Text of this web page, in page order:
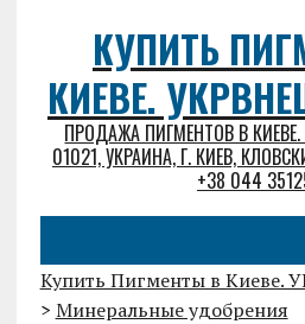
КУПИТЬ
КИЕВЕ.
ПРОДАЖА ПИГМЕНТОВ В
01021, УКРАИНА, Г. КИЕВ,
+38 044
Купить Пигменты в
> Минеральные удобрения